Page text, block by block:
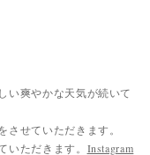
い爽やかな天気が続いて
させていただきます。
いただきます。 Instagram